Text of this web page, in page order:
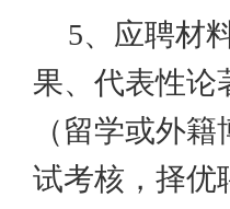
5、应聘材
果、代表性论
（留学或外
试考核，择优